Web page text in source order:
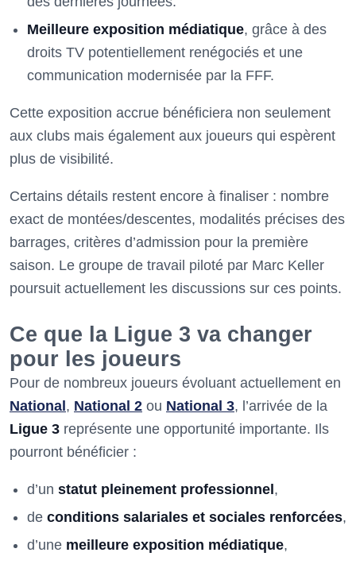
Meilleure exposition médiatique, grâce à des
droits TV potentiellement renégociés et une
communication modernisée par la FFF.
Cette exposition accrue bénéficiera non seulement
aux clubs mais également aux joueurs qui espèrent
plus de visibilité.
Certains détails restent encore à finaliser : nombre
exact de montées/descentes, modalités précises des
barrages, critères d’admission pour la première
saison. Le groupe de travail piloté par Marc Keller
poursuit actuellement les discussions sur ces points.
Ce que la Ligue 3 va changer
pour les joueurs
Pour de nombreux joueurs évoluant actuellement en
National , National 2 ou National 3, l’arrivée de la
Ligue 3 représente une opportunité importante. Ils
pourront bénéficier :
d’un statut pleinement professionnel ,
de conditions salariales et sociales renforcées,
d’une meilleure exposition médiatique,